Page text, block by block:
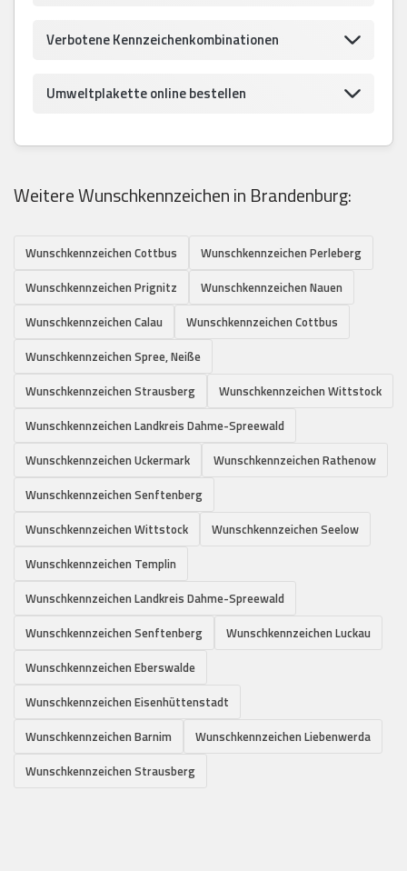
Verbotene Kennzeichenkombinationen
Umweltplakette online bestellen
Weitere Wunschkennzeichen in Brandenburg:
Wunschkennzeichen Cottbus
Wunschkennzeichen Perleberg
Wunschkennzeichen Prignitz
Wunschkennzeichen Nauen
Wunschkennzeichen Calau
Wunschkennzeichen Cottbus
Wunschkennzeichen Spree, Neiße
Wunschkennzeichen Strausberg
Wunschkennzeichen Wittstock
Wunschkennzeichen Landkreis Dahme-Spreewald
Wunschkennzeichen Uckermark
Wunschkennzeichen Rathenow
Wunschkennzeichen Senftenberg
Wunschkennzeichen Wittstock
Wunschkennzeichen Seelow
Wunschkennzeichen Templin
Wunschkennzeichen Landkreis Dahme-Spreewald
Wunschkennzeichen Senftenberg
Wunschkennzeichen Luckau
Wunschkennzeichen Eberswalde
Wunschkennzeichen Eisenhüttenstadt
Wunschkennzeichen Barnim
Wunschkennzeichen Liebenwerda
Wunschkennzeichen Strausberg